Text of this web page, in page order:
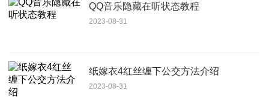
QQ音乐隐藏在听状态教程
2023-08-31
纸嫁衣4红丝缠下公交方法介绍
2023-08-31